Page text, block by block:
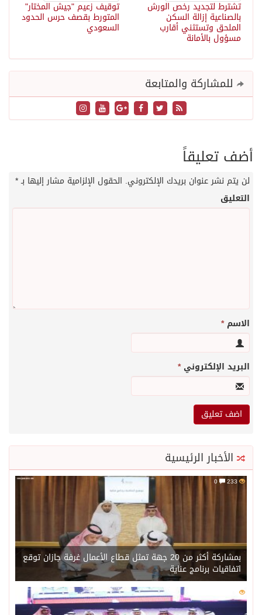
توقيف زعيم "جيش المختار"
المتورط بقصف حرس الحدود
السعودي
تشترط لتجديد رخص الورش
بالصناعية إزالة السكن
الملحق وتستثني أقارب
مسؤول بالأمانة
للمشاركة والمتابعة
أضف تعليقاً
لن يتم نشر عنوان بريدك الإلكتروني. الحقول الإلزامية مشار إليها بـ*
التعليق
الاسم*
البريد الإلكتروني*
الأخبار الرئيسية
233
بمشاركة أكثر من 20 جهة تمثل قطاع الأعمال غرفة جازان توقع
اتفاقيات برنامج عناية
215